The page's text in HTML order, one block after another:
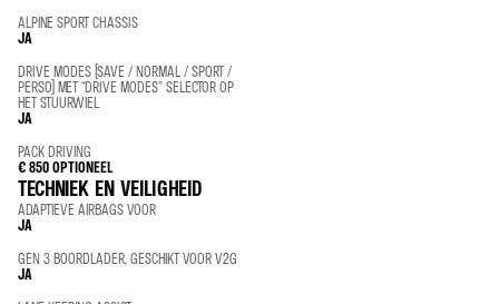
ALPINE SPORT CHASSIS
JA
DRIVE MODES (SAVE / NORMAL / SPORT /
PERSO) MET “DRIVE MODES” SELECTOR OP
HET STUURWIEL
JA
PACK DRIVING
€ 850OPTIONEEL
TECHNIEK EN VEILIGHEID
ADAPTIEVE AIRBAGS VOOR
JA
GEN 3 BOORDLADER, GESCHIKT VOOR V2G
JA